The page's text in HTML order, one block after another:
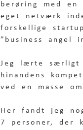
berøring med en
eget netværk
forskellige
”business angel
Jeg lærte særligt
hinandens
ved en masse
Her fandt jeg
7 personer, der